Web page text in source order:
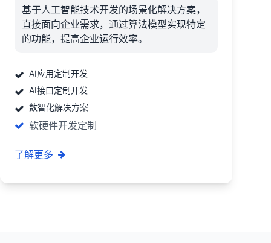
基于人工智能技术开发的场景化解决方案，
直接面向企业需求，通过算法模型实现特定
的功能，提高企业运行效率。
AI应用定制开发
AI接口定制开发
数智化解决方案
软硬件开发定制
了解更多